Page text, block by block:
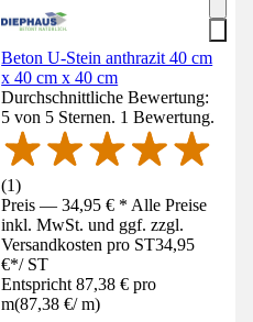
Beton U-Stein anthrazit 40 cm
x 40 cm x 40 cm
Durchschnittliche Bewertung:
5 von 5 Sternen. 1 Bewertung.
(1)
Preis — 34,95 € * Alle Preise
inkl. MwSt. und ggf. zzgl.
Versandkosten pro ST34,95
€*/ ST
Entspricht 87,38 € pro
m(87,38 €/ m)